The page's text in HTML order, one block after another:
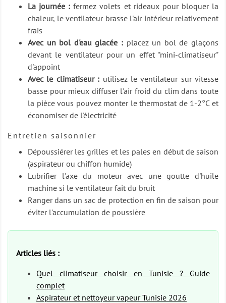
La journée : fermez volets et rideaux pour bloquer la
chaleur, le ventilateur brasse l'air intérieur relativement
frais
Avec un bol d'eau glacée : placez un bol de glaçons
devant le ventilateur pour un effet "mini-climatiseur"
d'appoint
Avec le climatiseur : utilisez le ventilateur sur vitesse
basse pour mieux diffuser l'air froid du clim dans toute
la pièce vous pouvez monter le thermostat de 1-2°C et
économiser de l'électricité
Entretien saisonnier
Dépoussiérer les grilles et les pales en début de saison
(aspirateur ou chiffon humide)
Lubrifier l'axe du moteur avec une goutte d'huile
machine si le ventilateur fait du bruit
Ranger dans un sac de protection en fin de saison pour
éviter l'accumulation de poussière
Articles liés :
Quel climatiseur choisir en Tunisie ? Guide
complet
Aspirateur et nettoyeur vapeur Tunisie 2026